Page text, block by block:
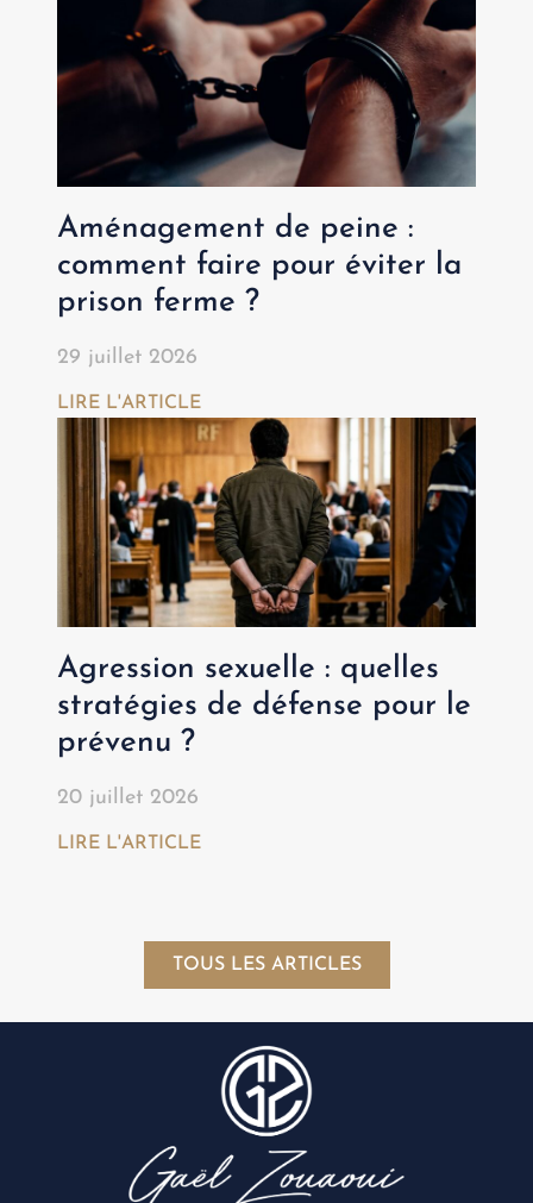
Aménagement de peine :
comment faire pour éviter la
prison ferme ?
29 juillet 2026
LIRE L'ARTICLE
Agression sexuelle : quelles
stratégies de défense pour le
prévenu ?
20 juillet 2026
LIRE L'ARTICLE
TOUS LES ARTICLES